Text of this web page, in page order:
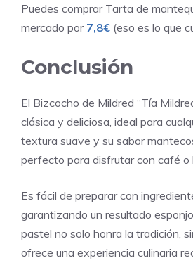
Puedes comprar Tarta de
mercado por 7,8€ (eso es lo que
Conclusión
El Bizcocho de Mildred “Tía
clásica y deliciosa, ideal para
textura suave y su sabor
perfecto para disfrutar con café o
Es fácil de preparar con
garantizando un resultado
pastel no solo honra la tradición,
ofrece una experiencia culinaria